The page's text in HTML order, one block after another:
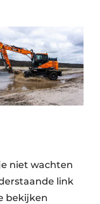
niet wachten
link
bekijken